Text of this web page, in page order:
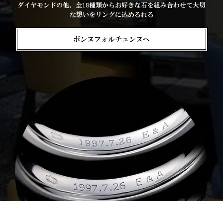
ダイヤモンドの他、全18種類からお好きな石を組み合わせて大切
な想いをリングに込めるれる
ボンヌフォルチュンヌへ